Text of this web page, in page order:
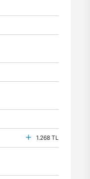
1.268 TL